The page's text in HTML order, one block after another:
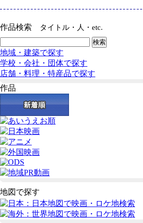
作品検索 タイトル・人・etc.
地域・建築で探す
学校・会社・団体で探す
店舗・料理・特産品で探す
作品
地図で探す